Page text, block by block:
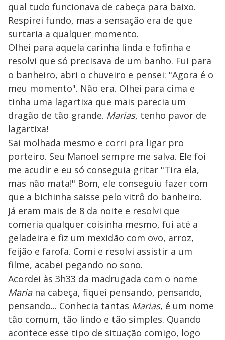
qual tudo funcionava de cabeça para baixo.
Respirei fundo, mas a sensação era de que
surtaria a qualquer momento.
Olhei para aquela carinha linda e fofinha e
resolvi que só precisava de um banho. Fui para
o banheiro, abri o chuveiro e pensei: "Agora é o
meu momento". Não era. Olhei para cima e
tinha uma lagartixa que mais parecia um
dragão de tão grande. Marias, tenho pavor de
lagartixa!
Sai molhada mesmo e corri pra ligar pro
porteiro. Seu Manoel sempre me salva. Ele foi
me acudir e eu só conseguia gritar "Tira ela,
mas não mata!" Bom, ele conseguiu fazer com
que a bichinha saisse pelo vitrô do banheiro.
Já eram mais de 8 da noite e resolvi que
comeria qualquer coisinha mesmo, fui até a
geladeira e fiz um mexidão com ovo, arroz,
feijão e farofa. Comi e resolvi assistir a um
filme, acabei pegando no sono.
Acordei às 3h33 da madrugada com o nome
Mariana cabeça, fiquei pensando, pensando,
pensando... Conhecia tantas Marias, é um nome
tão comum, tão lindo e tão simples. Quando
acontece esse tipo de situação comigo, logo